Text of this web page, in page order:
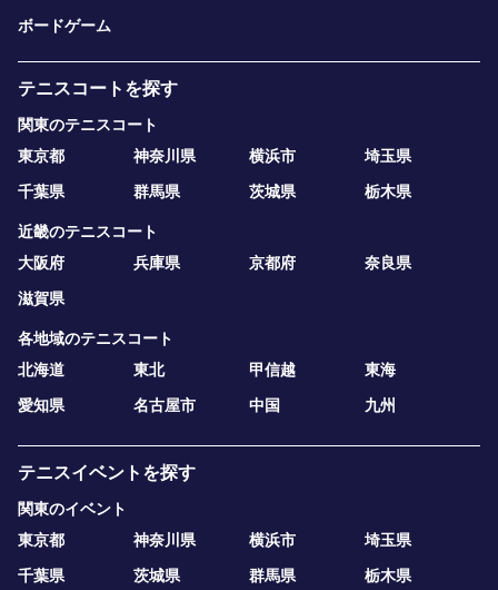
ボードゲーム
テニスコートを探す
関東のテニスコート
東京都
神奈川県 横浜市
埼玉県
千葉県
群馬県 茨城県 栃木県
近畿のテニスコート
大阪府
兵庫県 京都府
奈良県
滋賀県
各地域のテニスコート
北海道
東北 甲信越
東海
愛知県
名古屋市 中国 九州
テニスイベントを探す
関東のイベント
東京都
神奈川県 横浜市
埼玉県
千葉県
茨城県 群馬県 栃木県